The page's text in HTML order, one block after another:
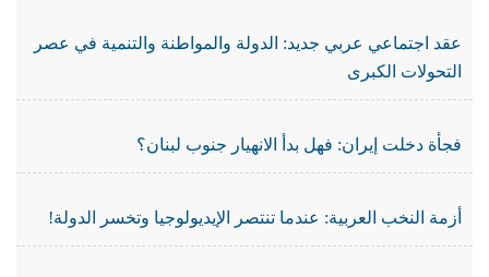
عقد اجتماعي عربي جديد: الدولة والمواطنة والتنمية في عصر
التحولات الكبرى
فجأة دخلت إيران: فهل بدأ الانهيار جنوب لبنان؟
أزمة النخب العربية: عندما تنتصر الإيديولوجيا وتخسر الدولة!